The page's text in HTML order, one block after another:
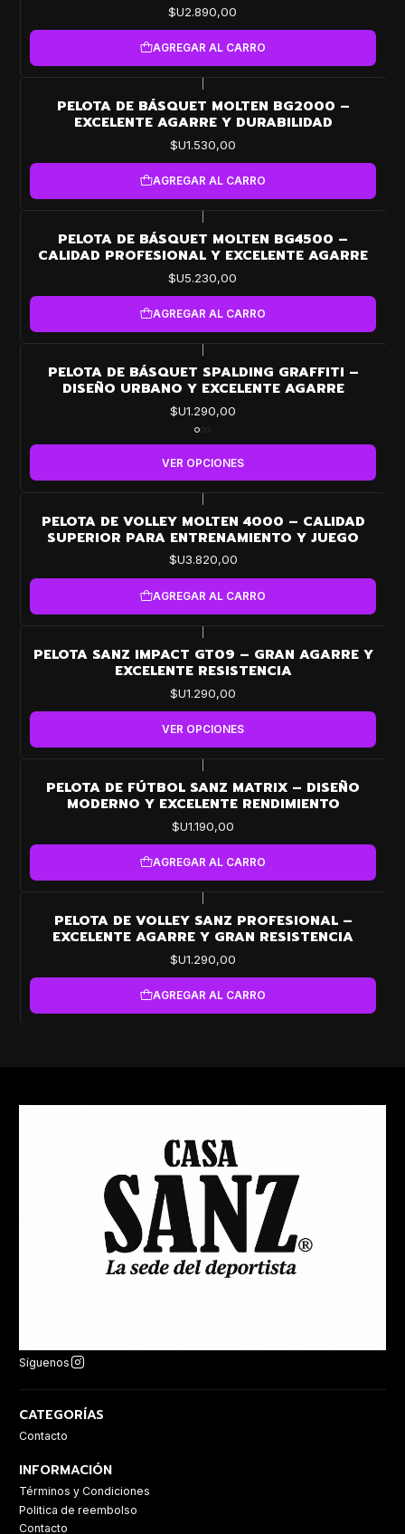
$U2.890,00
AGREGAR AL CARRO
PELOTA DE BÁSQUET MOLTEN BG2000 –
EXCELENTE AGARRE Y DURABILIDAD
$U1.530,00
AGREGAR AL CARRO
PELOTA DE BÁSQUET MOLTEN BG4500 –
CALIDAD PROFESIONAL Y EXCELENTE AGARRE
$U5.230,00
AGREGAR AL CARRO
PELOTA DE BÁSQUET SPALDING GRAFFITI –
DISEÑO URBANO Y EXCELENTE AGARRE
$U1.290,00
VER OPCIONES
PELOTA DE VOLLEY MOLTEN 4000 – CALIDAD
SUPERIOR PARA ENTRENAMIENTO Y JUEGO
$U3.820,00
AGREGAR AL CARRO
PELOTA SANZ IMPACT GT09 – GRAN AGARRE Y
EXCELENTE RESISTENCIA
$U1.290,00
VER OPCIONES
PELOTA DE FÚTBOL SANZ MATRIX – DISEÑO
MODERNO Y EXCELENTE RENDIMIENTO
$U1.190,00
AGREGAR AL CARRO
PELOTA DE VOLLEY SANZ PROFESIONAL –
EXCELENTE AGARRE Y GRAN RESISTENCIA
$U1.290,00
AGREGAR AL CARRO
Síguenos
CATEGORÍAS
Contacto
INFORMACIÓN
Términos y Condiciones
Politica de reembolso
Contacto